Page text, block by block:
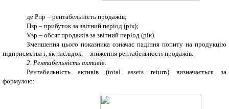
де Рпр – рентабельність продажів;
Пзр – прибуток за звітний період (рік);
Vзр – обсяг продажів за звітний період (рік).
Зменшення цього показника означає падіння попиту на продукцію
підприємства і, як наслідок, – зниження рентабельності продажів.
2. Рентабельність активів.
Рентабельність активів (total assets return) визначається за
формулою: